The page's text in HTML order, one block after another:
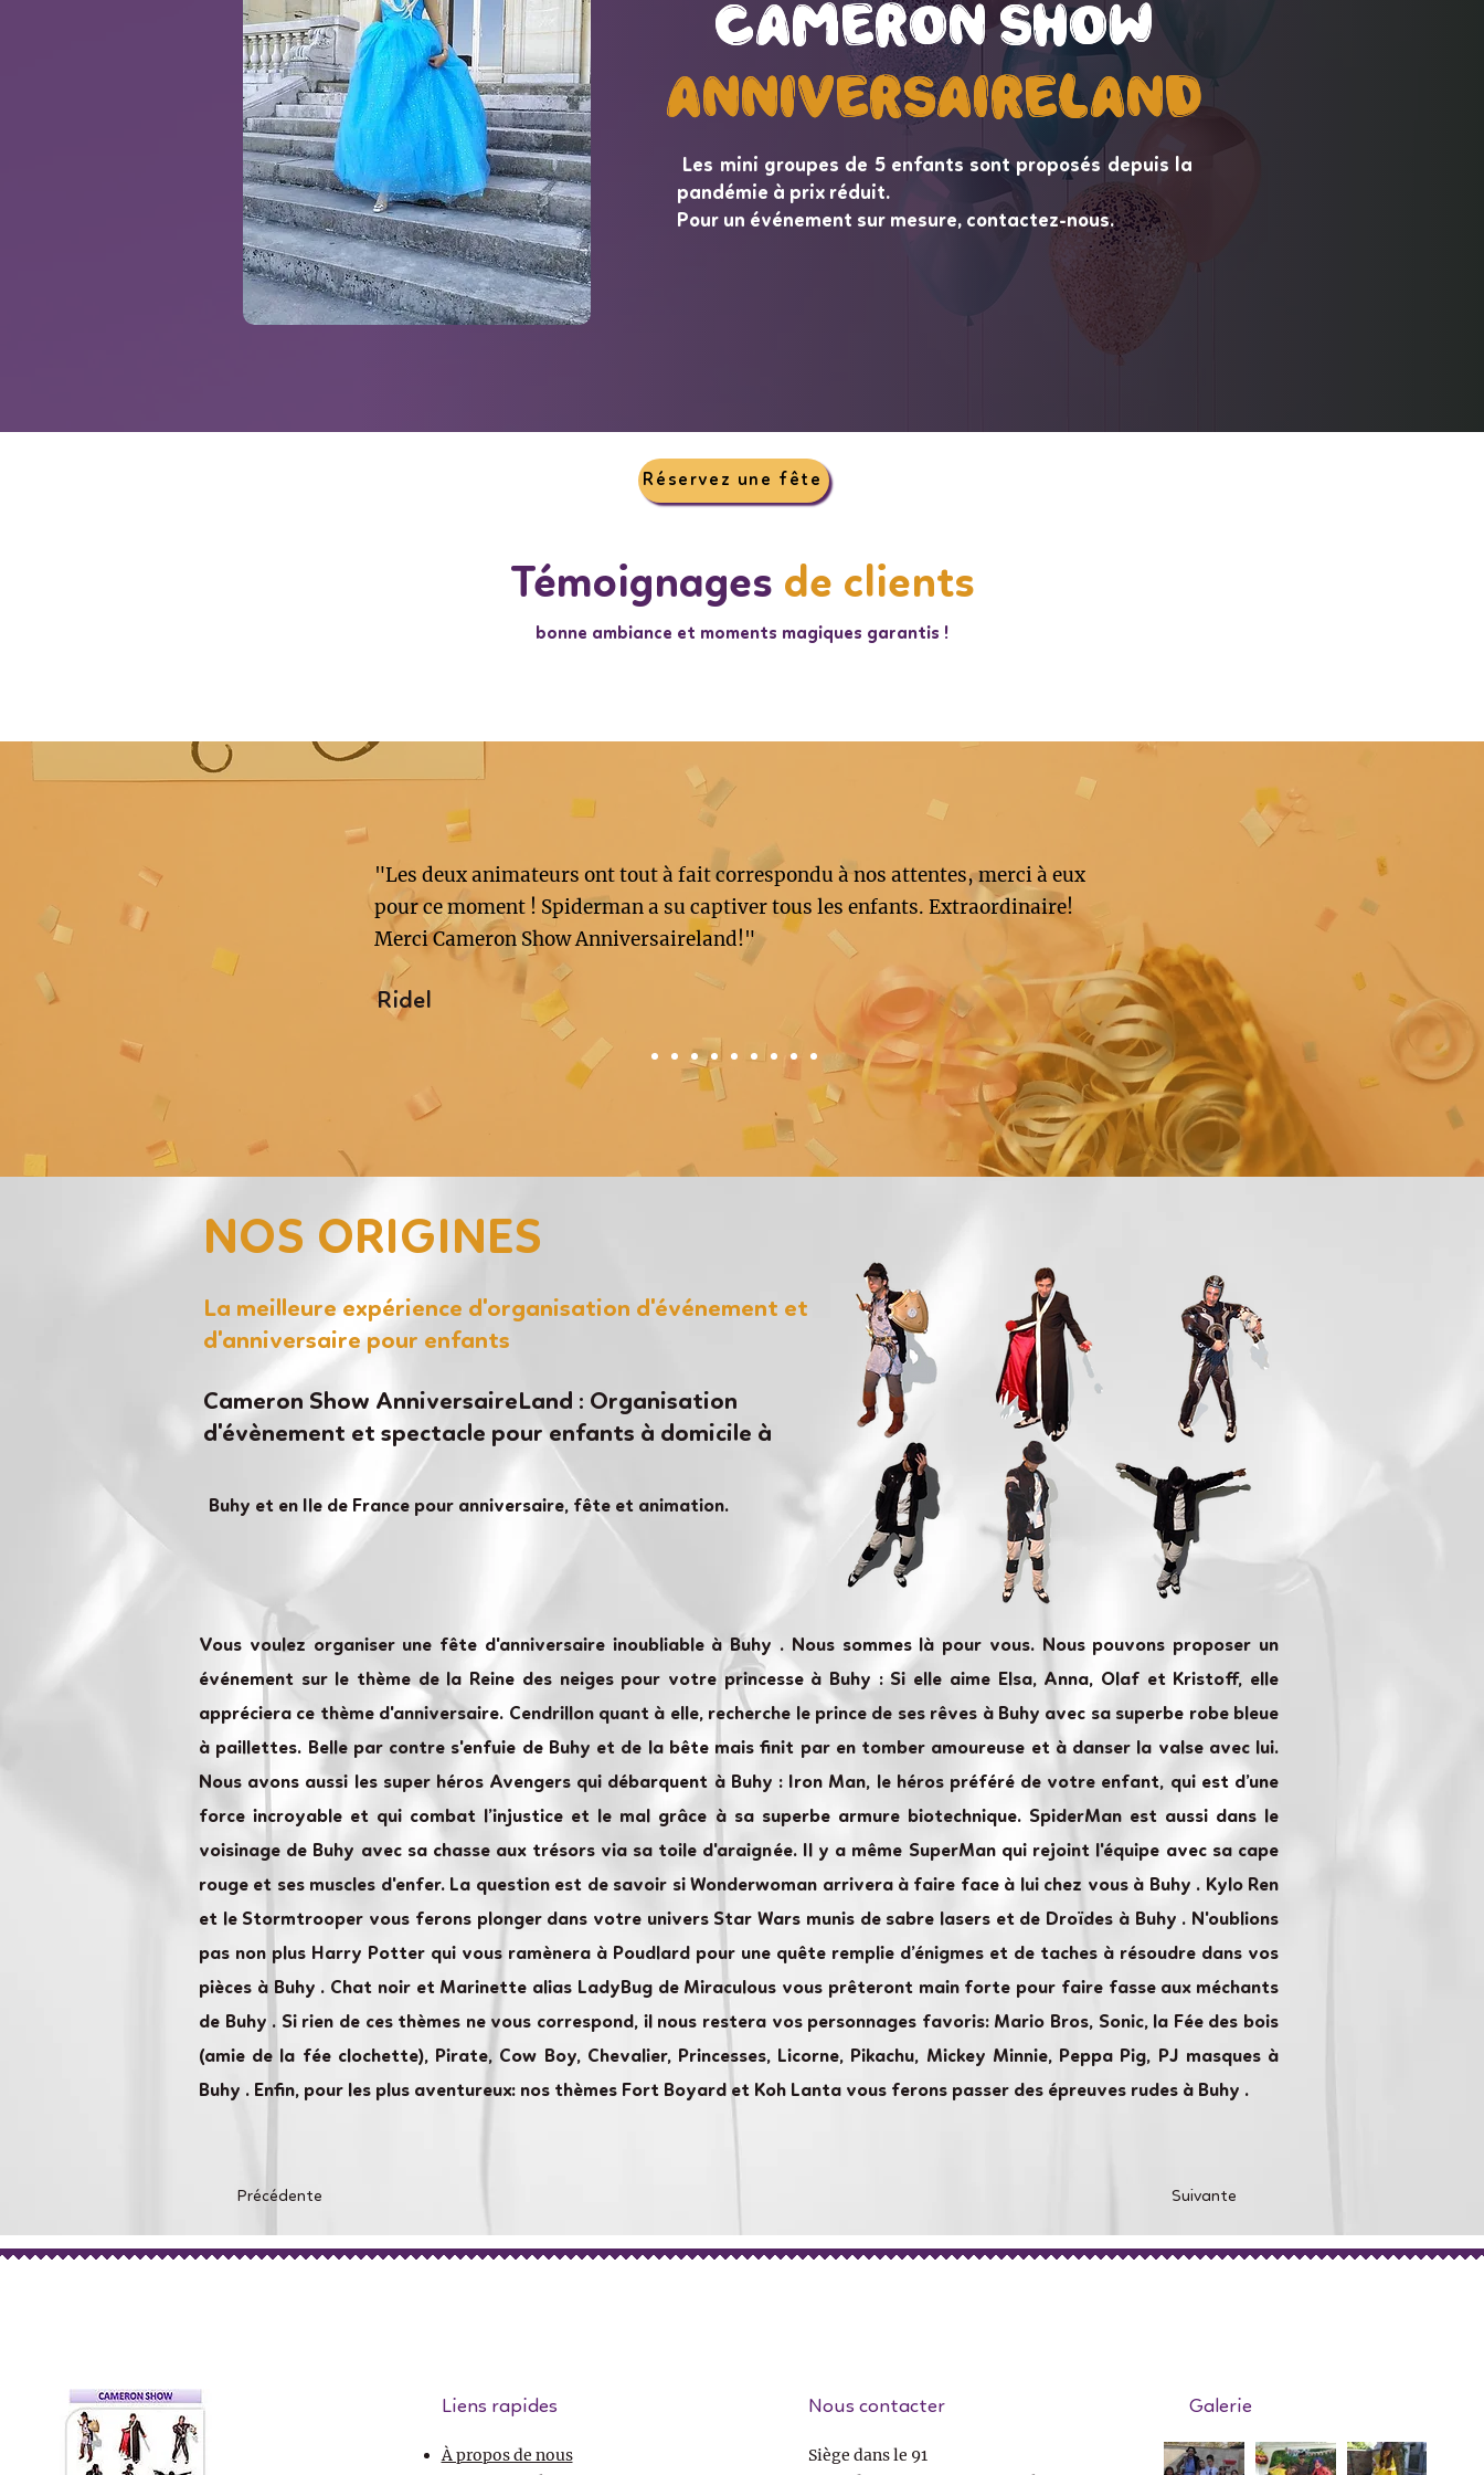
Cameron Show
AnniversaireLand
Cameron Show
AnniversaireLand
Les mini groupes de 5 enfants sont proposés depuis la
pandémie à prix réduit.
Pour un événement sur mesure, contactez-nous.
Réservez une fête
Témoignages de clients
bonne ambiance et moments magiques garantis !
"Les deux animateurs ont tout à fait correspondu à nos attentes, merci à eux
pour ce moment ! Spiderman a su captiver tous les enfants. Extraordinaire!
Merci Cameron Show Anniversaireland!"
Ridel
NOS ORIGINES
La meilleure expérience d'organisation d'événement et
d'anniversaire pour enfants
Cameron Show AnniversaireLand : Organisation
d'évènement et spectacle pour enfants à domicile à
Buhy et en Ile de France pour anniversaire, fête et animation.
Vous voulez organiser une fête d'anniversaire inoubliable à Buhy . Nous sommes là pour vous. Nous pouvons proposer un
événement sur le thème de la Reine des neiges pour votre princesse à Buhy : Si elle aime Elsa, Anna, Olaf et Kristoff, elle
appréciera ce thème d'anniversaire. Cendrillon quant à elle, recherche le prince de ses rêves à Buhy avec sa superbe robe bleue
à paillettes. Belle par contre s'enfuie de Buhy et de la bête mais finit par en tomber amoureuse et à danser la valse avec lui.
Nous avons aussi les super héros Avengers qui débarquent à Buhy : Iron Man, le héros préféré de votre enfant, qui est d’une
force incroyable et qui combat l’injustice et le mal grâce à sa superbe armure biotechnique. SpiderMan est aussi dans le
voisinage de Buhy avec sa chasse aux trésors via sa toile d'araignée. Il y a même SuperMan qui rejoint l'équipe avec sa cape
rouge et ses muscles d'enfer. La question est de savoir si Wonderwoman arrivera à faire face à lui chez vous à Buhy . Kylo Ren
et le Stormtrooper vous ferons plonger dans votre univers Star Wars munis de sabre lasers et de Droïdes à Buhy . N'oublions
pas non plus Harry Potter qui vous ramènera à Poudlard pour une quête remplie d’énigmes et de taches à résoudre dans vos
pièces à Buhy . Chat noir et Marinette alias LadyBug de Miraculous vous prêteront main forte pour faire fasse aux méchants
de Buhy . Si rien de ces thèmes ne vous correspond, il nous restera vos personnages favoris: Mario Bros, Sonic, la Fée des bois
(amie de la fée clochette), Pirate, Cow Boy, Chevalier, Princesses, Licorne, Pikachu, Mickey Minnie, Peppa Pig, PJ masques à
Buhy . Enfin, pour les plus aventureux: nos thèmes Fort Boyard et Koh Lanta vous ferons passer des épreuves rudes à Buhy .
Précédente Suivante
Liens rapides
À propos de nous
Nous contacter
Siège dans le 91
Galerie